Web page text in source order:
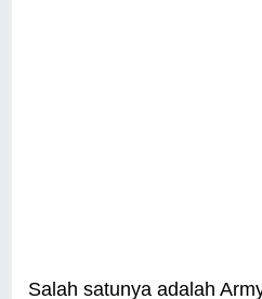
Salah satunya adalah